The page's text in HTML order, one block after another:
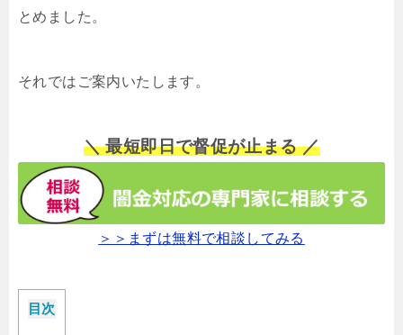
とめました。
それではご案内いたします。
＼ 最短即日で督促が止まる ／
＞＞まずは無料で相談してみる
目次